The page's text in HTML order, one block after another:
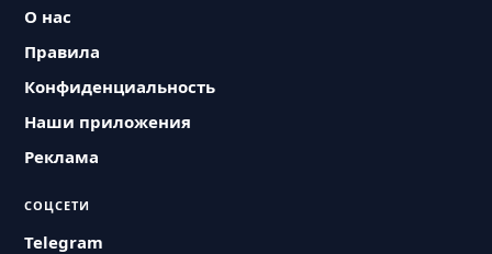
О нас
Правила
Конфиденциальность
Наши приложения
Реклама
СОЦСЕТИ
Telegram